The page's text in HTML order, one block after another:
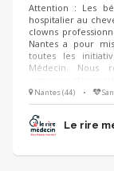
Attention : Les
hospitalier au
clowns
Nantes a pour
toutes les
Médecin. Nous
notamment : •
semaine aux
événements
Nantes (44) •
Le rire